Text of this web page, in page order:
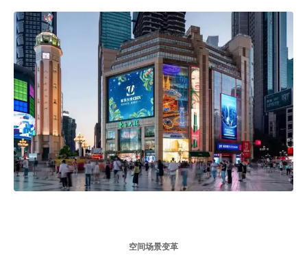
空间场景变革